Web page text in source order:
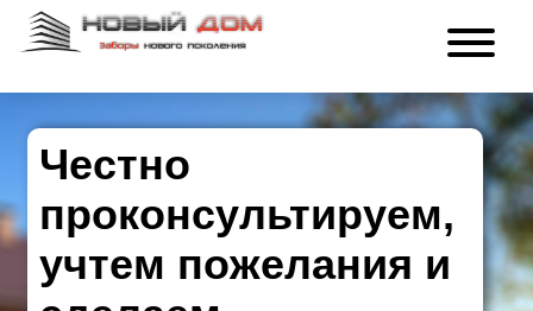
Честно
проконсультируем,
учтем пожелания и